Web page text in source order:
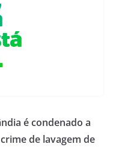
é condenado a
de lavagem de